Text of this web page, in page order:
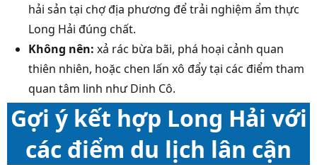
hải sản tại chợ địa phương để trải nghiệm ẩm thực
Long Hải đúng chất.
Không nên: xả rác bừa bãi, phá hoại cảnh quan
thiên nhiên, hoặc chen lấn xô đẩy tại các điểm tham
quan tâm linh như Dinh Cô.
Gợi ý kết hợp Long Hải với
các điểm du lịch lân cận